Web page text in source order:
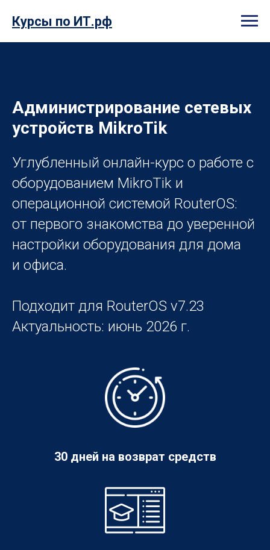
Курсы по ИТ.рф
Администрирование сетевых
устройств MikroTik
Углубленный онлайн-курс о работе с
оборудованием MikroTik и
операционной системой RouterOS:
от первого знакомства до уверенной
настройки оборудования для дома
и офиса.
Подходит для RouterOS v7.23
Актуальность: июнь 2026 г.
30 дней на возврат средств